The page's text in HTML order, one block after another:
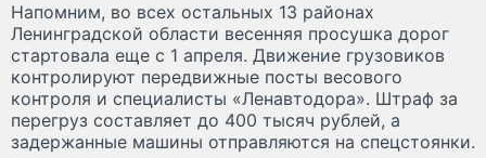
Напомним, во всех остальных 13 районах
Ленинградской области весенняя просушка дорог
стартовала еще с 1 апреля. Движение грузовиков
контролируют передвижные посты весового
контроля и специалисты «Ленавтодора». Штраф за
перегруз составляет до 400 тысяч рублей, а
задержанные машины отправляются на спецстоянки.